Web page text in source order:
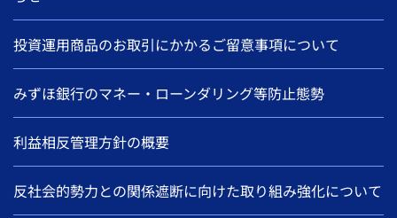
投資運用商品のお取引にかかるご留意事項について
みずほ銀行のマネー・ローンダリング等防止態勢
利益相反管理方針の概要
反社会的勢力との関係遮断に向けた取り組み強化について